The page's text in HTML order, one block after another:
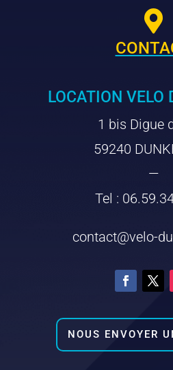

LOCATION VELO
1 bis Digue
59240
—
Tel :
contact@velo-
NOUS ENVOYER